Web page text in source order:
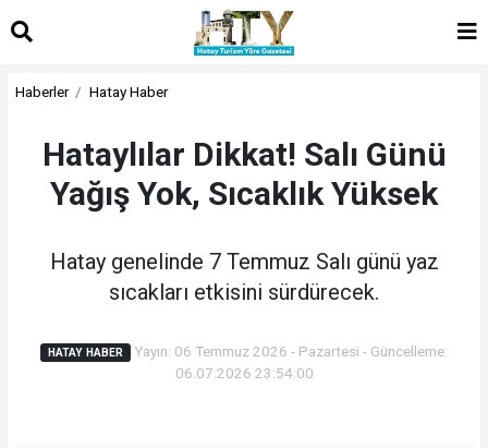
Haberler Hatay Haber
Hataylılar Dikkat! Salı Günü
Yağış Yok, Sıcaklık Yüksek
Hatay genelinde 7 Temmuz Salı günü yaz
sıcakları etkisini sürdürecek.
HATAY HABER
Yayın: 06 Temmuz 2026 - Pazartesi - Güncelleme:
06.07.2026 23:54:00